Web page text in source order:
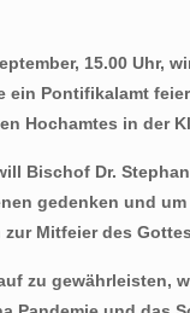
15.00 Uhr,
ein Pontifikalamt
Hochamtes in der
Bischof Dr.
gedenken und
Mitfeier des
zu gewährleisten,